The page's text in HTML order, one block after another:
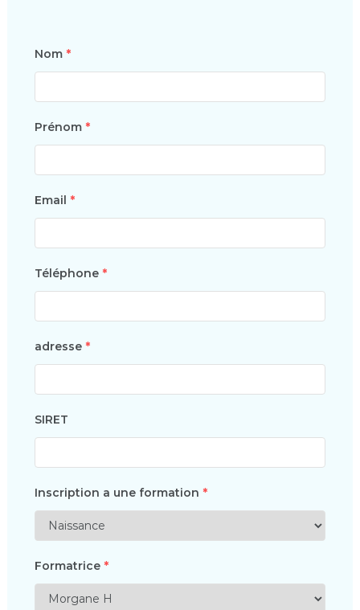
Nom *
Prénom *
Email *
Téléphone *
adresse *
SIRET
Inscription a une formation *
Formatrice *